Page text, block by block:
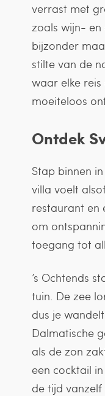
verrast met
zoals wijn- en
bijzonder
stilte van de
waar elke
moeiteloos
Ontdek
Stap binnen
villa voelt
restaurant en
om
toegang tot
’s Ochtends
tuin. De zee
dus je
Dalmatische
als de zon
een cocktail
de tijd